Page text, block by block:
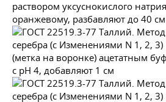
раствором уксуснокислого
оранжевому, разбавляют до 40 см
(метка на воронке) ацетатным
с рН 4, добавляют 1 см